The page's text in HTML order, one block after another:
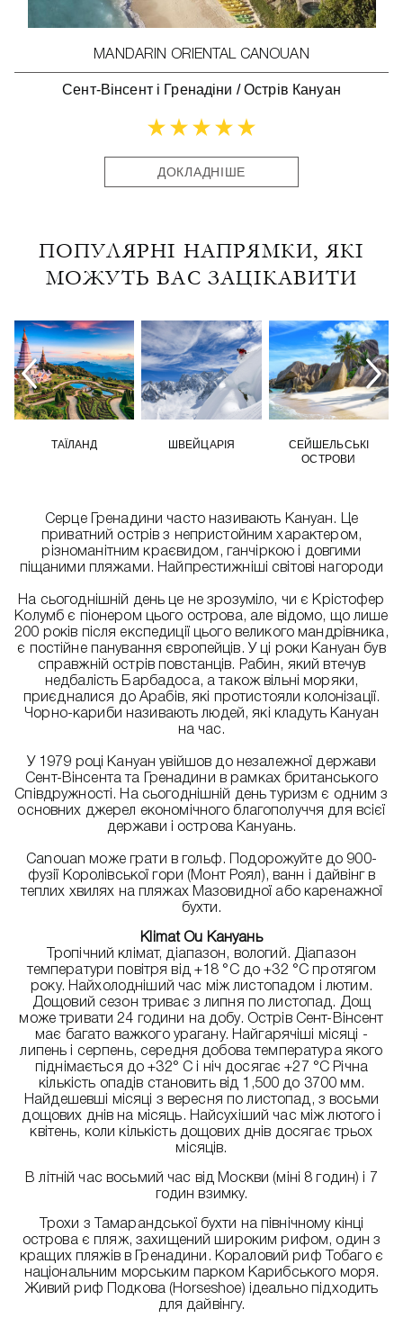
MANDARIN ORIENTAL CANOUAN
Сент-Вінсент і Гренадіни /Острів Кануан
ДОКЛАДНІШЕ
ПОПУЛЯРНІ НАПРЯМКИ, ЯКІ
МОЖУТЬ ВАС ЗАЦІКАВИТИ
ТАЇЛАНД ШВЕЙЦАРІЯ
СЕЙШЕЛЬСЬКІ
ОСТРОВИ
Серце Гренадини часто називають Кануан. Це
приватний острів з непристойним характером,
різноманітним краєвидом, ганчіркою і довгими
піщаними пляжами. Найпрестижніші світові нагороди
На сьогоднішній день це не зрозуміло, чи є Крістофер
Колумб є піонером цього острова, але відомо, що лише
200 років після експедиції цього великого мандрівника,
є постійне панування європейців. У ці роки Кануан був
справжній острів повстанців. Рабин, який втечув
недбалість Барбадоса, а також вільні моряки,
приєдналися до Арабів, які протистояли колонізації.
Чорно-кариби називають людей, які кладуть Кануан
на час.
У 1979 році Кануан увійшов до незалежної держави
Сент-Вінсента та Гренадини в рамках британського
Співдружності. На сьогоднішній день туризм є одним з
основних джерел економічного благополуччя для всієї
держави і острова Кануань.
Canouan може грати в гольф. Подорожуйте до 900-
фузії Королівської гори (Монт Роял), ванн і дайвінг в
теплих хвилях на пляжах Мазовидної або каренажної
бухти.
Klimat Ou Кануань
Тропічний клімат, діапазон, вологий. Діапазон
температури повітря від +18 °C до +32 °C протягом
року. Найхолодніший час між листопадом і лютим.
Дощовий сезон триває з липня по листопад. Дощ
може тривати 24 години на добу. Острів Сент-Вінсент
має багато важкого урагану. Найгарячіші місяці -
липень і серпень, середня добова температура якого
піднімається до +32° C і ніч досягає +27 °C Річна
кількість опадів становить від 1,500 до 3700 мм.
Найдешевші місяці з вересня по листопад, з восьми
дощових днів на місяць. Найсухіший час між лютого і
квітень, коли кількість дощових днів досягає трьох
місяців.
В літній час восьмий час від Москви (міні 8 годин) і 7
годин взимку.
Трохи з Тамарандської бухти на північному кінці
острова є пляж, захищений широким рифом, один з
кращих пляжів в Гренадини. Кораловий риф Тобаго є
національним морським парком Карибського моря.
Живий риф Подкова (Horseshoe) ідеально підходить
для дайвінгу.